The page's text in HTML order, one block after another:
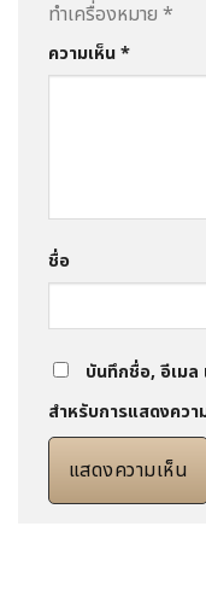
ทำเครื่องหมาย *
ความเห็น*
ชื่อ
บันทึกชื่อ, อีเมล
สำหรับการแสดงควา